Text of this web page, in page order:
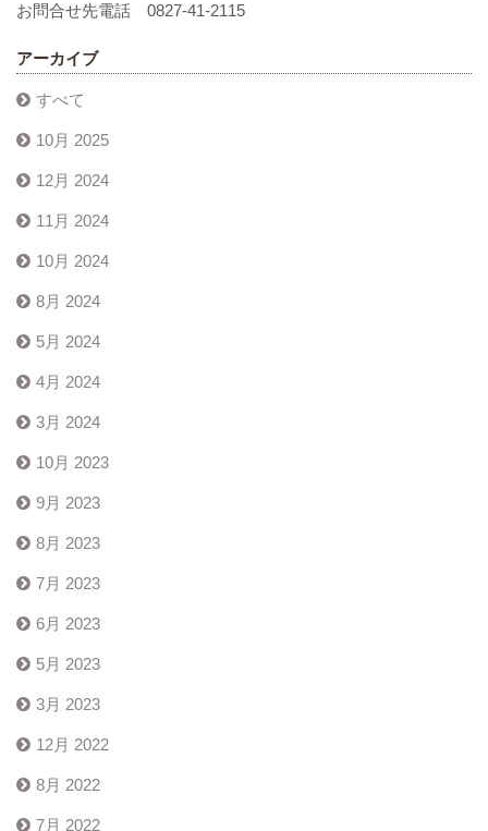
お問合せ先電話 0827-41-2115
アーカイブ
すべて
10月 2025
12月 2024
11月 2024
10月 2024
8月 2024
5月 2024
4月 2024
3月 2024
10月 2023
9月 2023
8月 2023
7月 2023
6月 2023
5月 2023
3月 2023
12月 2022
8月 2022
7月 2022